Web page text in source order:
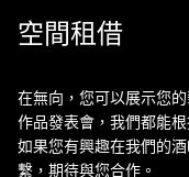
空間租借
在無向，您可以展示您
作品發表會，我們都能
如果您有興趣在我們的
繫，期待與您合作。